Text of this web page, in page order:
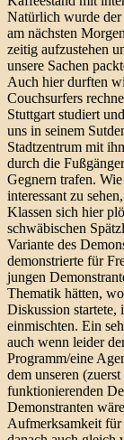
Natürlich wurde der
am nächsten
zeitig aufzustehen
unsere Sachen
Auch hier durften
Couchsurfers
Stuttgart studiert
uns in seinem
Stadtzentrum mit
durch die
Gegnern trafen.
interessant zu
Klassen sich hier
schwäbischen
Variante des
demonstrierte für
jungen
Thematik hätten,
Diskussion startete,
einmischten. Ein
auch wenn leider
Programm/eine
dem unseren
funktionierenden
Demonstranten
Aufmerksamkeit